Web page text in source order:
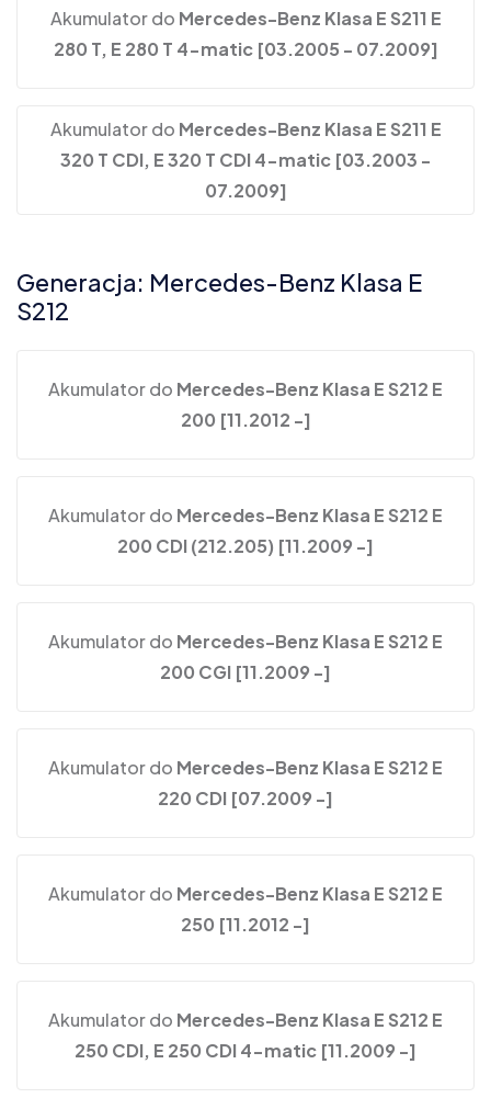
Akumulator do Mercedes-Benz Klasa E S211 E
280 T, E 280 T 4-matic [03.2005 - 07.2009]
Akumulator do Mercedes-Benz Klasa E S211 E
320 T CDI, E 320 T CDI 4-matic [03.2003 -
07.2009]
Generacja: Mercedes-Benz Klasa E
S212
Akumulator do Mercedes-Benz Klasa E S212 E
200 [11.2012 -]
Akumulator do Mercedes-Benz Klasa E S212 E
200 CDI (212.205) [11.2009 -]
Akumulator do Mercedes-Benz Klasa E S212 E
200 CGI [11.2009 -]
Akumulator do Mercedes-Benz Klasa E S212 E
220 CDI [07.2009 -]
Akumulator do Mercedes-Benz Klasa E S212 E
250 [11.2012 -]
Akumulator do Mercedes-Benz Klasa E S212 E
250 CDI, E 250 CDI 4-matic [11.2009 -]